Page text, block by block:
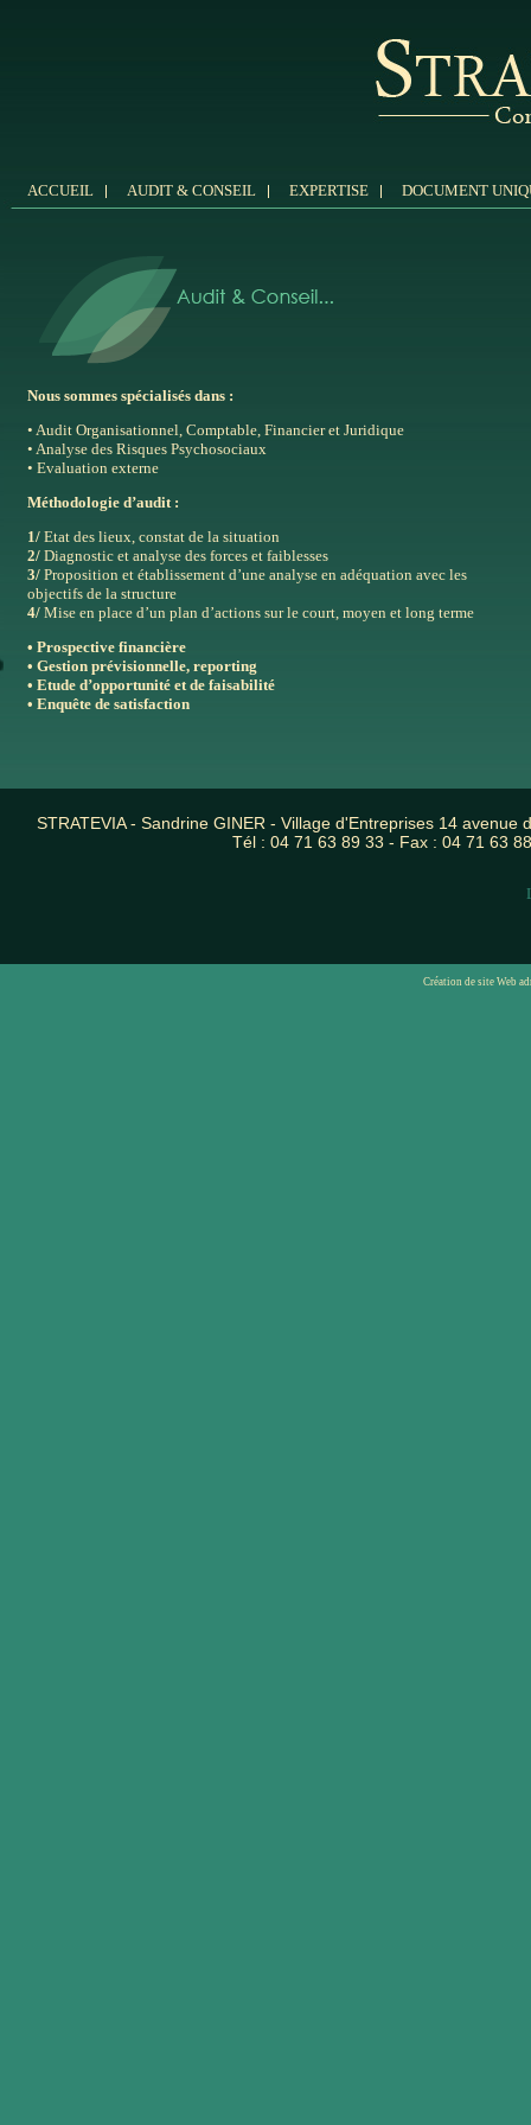
ACCUEIL AUDIT & CONSEIL EXPERTISE DOCUMENT
Nous sommes spécialisés dans :
• Audit Organisationnel, Comptable, Financier et Juridique
• Analyse des Risques Psychosociaux
• Evaluation externe
Méthodologie d’audit :
1/ Etat des lieux, constat de la situation
2/ Diagnostic et analyse des forces et faiblesses
3/ Proposition et établissement d’une analyse en adéquation avec les
objectifs de la structure
4/ Mise en place d’un plan d’actions sur le court, moyen et long terme
• Prospective financière
• Gestion prévisionnelle, reporting
• Etude d’opportunité et de faisabilité
• Enquête de satisfaction
STRATEVIA - Sandrine GINER - Village d'Entreprises 14 avenue
Tél : 04 71 63 89 33 - Fax : 04 71 63
Création de site Web